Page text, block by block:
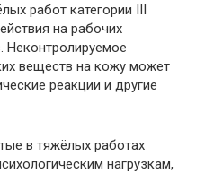
работ категории III
на рабочих
Неконтролируемое
веществ на кожу может
реакции и другие
в тяжёлых работах
нагрузкам,